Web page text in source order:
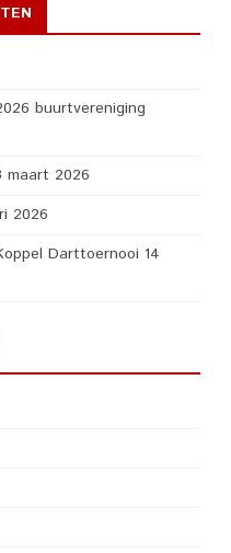
buurtvereniging
maart 2026
2026
Darttoernooi 14